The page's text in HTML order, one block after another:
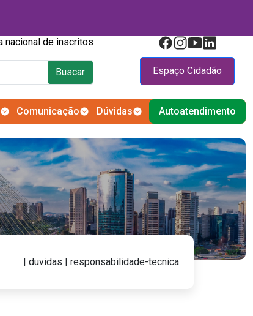
Consulta nacional de inscritos
Buscar Espaço Cidadão
Comunicação Dúvidas Autoatendimento
| duvidas | responsabilidade-tecnica